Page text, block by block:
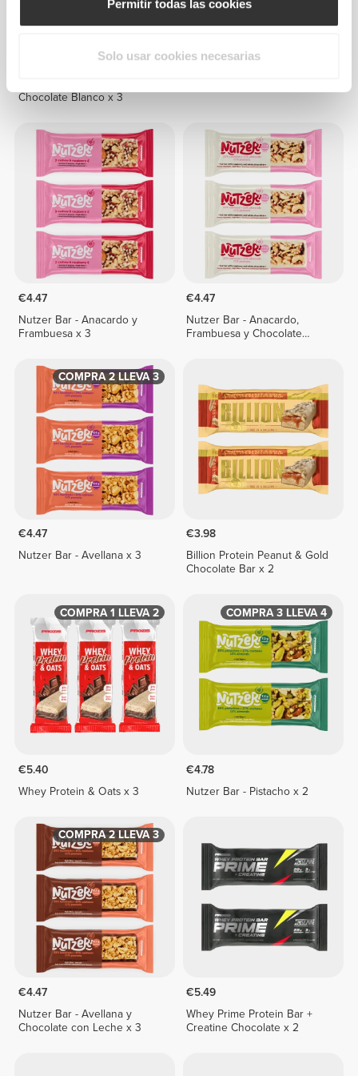
Permitir todas las cookies
Solo usar cookies necesarias
Chocolate Blanco x 3
€4.76
€4.47
Nutzer Bar - Anacardo y
Frambuesa x 3
€4.47
Nutzer Bar - Anacardo,
Frambuesa y Chocolate
COMPRA 2 LLEVA 3
€4.47
Nutzer Bar - Avellana x 3
€3.98
Billion Protein Peanut & Gold
Chocolate Bar x 2
COMPRA 1 LLEVA 2
€5.40
Whey Protein & Oats x 3
COMPRA 3 LLEVA 4
€4.78
Nutzer Bar - Pistacho x 2
COMPRA 2 LLEVA 3
€4.47
Nutzer Bar - Avellana y
Chocolate con Leche x 3
€5.49
Whey Prime Protein Bar +
Creatine Chocolate x 2